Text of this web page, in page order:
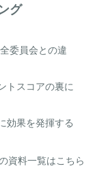
グ
委員会との違
トスコアの裏に
効果を発揮する
資料一覧はこちら